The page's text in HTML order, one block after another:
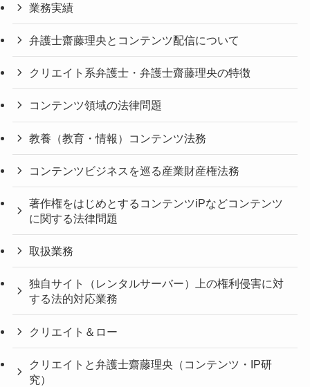
業務実績
弁護士齋藤理央とコンテンツ配信について
クリエイト系弁護士・弁護士齋藤理央の特徴
コンテンツ領域の法律問題
教養（教育・情報）コンテンツ法務
コンテンツビジネスを巡る産業財産権法務
著作権をはじめとするコンテンツiPなどコンテンツ
に関する法律問題
取扱業務
独自サイト（レンタルサーバー）上の権利侵害に対
する法的対応業務
クリエイト＆ロー
クリエイトと弁護士齋藤理央（コンテンツ・IP研
究）